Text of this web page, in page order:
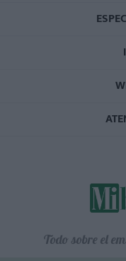
Todo sobre el